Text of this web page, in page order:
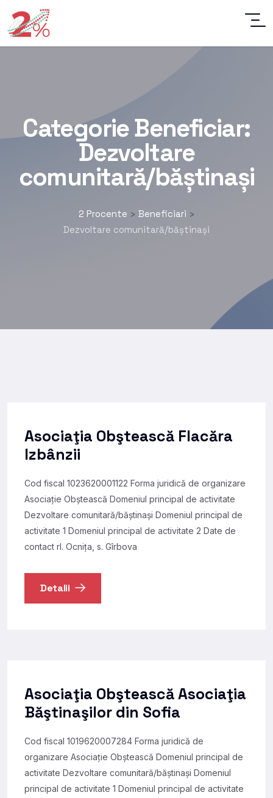
Categorie Beneficiar:
Dezvoltare
comunitară/băștinași
2 Procente > Beneficiari >
Dezvoltare comunitară/băștinași
Asociaţia Obştească Flacăra
Izbânzii
Cod fiscal 1023620001122 Forma juridică de organizare
Asociație Obștească Domeniul principal de activitate
Dezvoltare comunitară/băștinași Domeniul principal de
activitate 1 Domeniul principal de activitate 2 Date de
contact rl. Ocniţa, s. Gîrbova
Detalii
Asociaţia Obştească Asociaţia
Băştinaşilor din Sofia
Cod fiscal 1019620007284 Forma juridică de
organizare Asociație Obștească Domeniul principal de
activitate Dezvoltare comunitară/băștinași Domeniul
principal de activitate 1 Domeniul principal de activitate